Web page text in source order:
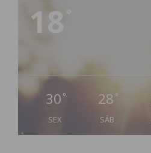
18
30 °
SEX
28 °
SÁB